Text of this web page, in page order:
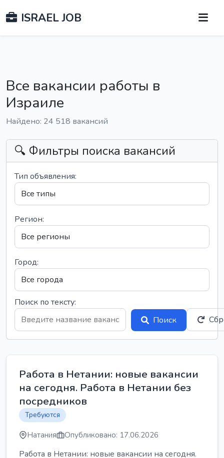
ISRAEL JOB
Все вакансии работы в
Израиле
Найдено: 24 518 вакансий
🔍 Фильтры поиска вакансий
Тип объявления:
Регион:
Город:
Поиск по тексту:
Поиск
Работа в Нетании: новые вакансии
на сегодня. Работа в Нетании без
посредников
Требуются
Натания Опубликовано: 17.06.2026
Работа в Нетании: новые вакансии на сегодня.